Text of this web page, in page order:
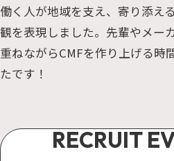
働く人が地域を支え、寄り添え
観を表現しました。先輩やメー
重ねながらCMFを作り上げる時
たです！
RECRUIT